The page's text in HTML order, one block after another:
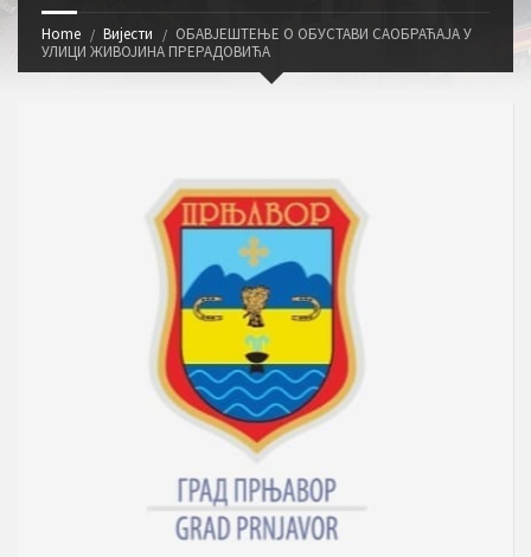
Home Вијести
ОБАВЈЕШТЕЊЕ О ОБУСТАВИ САОБРАЋАЈА У
УЛИЦИ ЖИВОЈИНА ПРЕРАДОВИЋА